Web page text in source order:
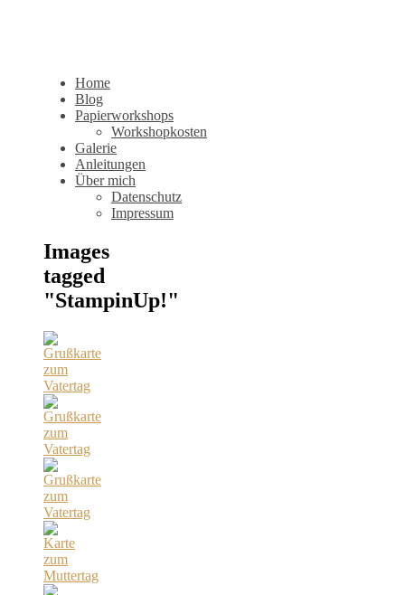
Home
Blog
Papierworkshops
Workshopkosten
Galerie
Anleitungen
Über mich
Datenschutz
Impressum
Images
tagged
"StampinUp!"